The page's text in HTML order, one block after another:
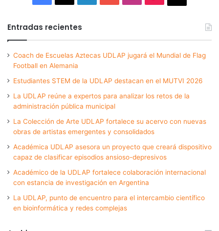
Entradas recientes
Coach de Escuelas Aztecas UDLAP jugará el Mundial de Flag
Football en Alemania
Estudiantes STEM de la UDLAP destacan en el MUTVI 2026
La UDLAP reúne a expertos para analizar los retos de la
administración pública municipal
La Colección de Arte UDLAP fortalece su acervo con nuevas
obras de artistas emergentes y consolidados
Académica UDLAP asesora un proyecto que creará dispositivo
capaz de clasificar episodios ansioso-depresivos
Académico de la UDLAP fortalece colaboración internacional
con estancia de investigación en Argentina
La UDLAP, punto de encuentro para el intercambio científico
en bioinformática y redes complejas